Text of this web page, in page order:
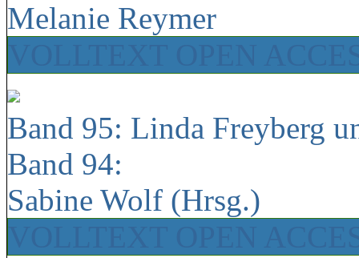
Melanie Reymer
Band 95: Linda Freyberg
Band 94:
Sabine Wolf (Hrsg.)